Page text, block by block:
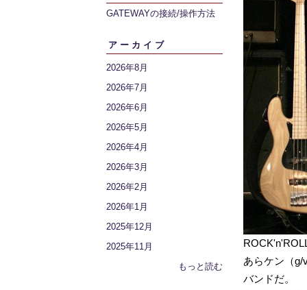
GATEWAYの接続/操作方法
アーカイブ
2026年8月
2026年7月
2026年6月
2026年5月
2026年4月
2026年3月
2026年2月
2026年1月
2025年12月
2025年11月
もっと読む
あらケン（g/
バンドだ。